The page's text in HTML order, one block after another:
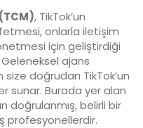
, TikTok’un
onlarla iletişim
için geliştirdiği
Geleneksel ajans
doğrudan TikTok’un
sunar. Burada yer alan
doğrulanmış, belirli bir
profesyonellerdir.